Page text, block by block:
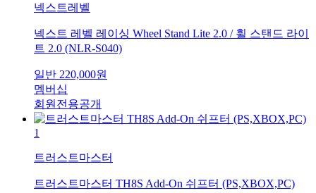
넥스트레벨
넥스트 레벨 레이싱 Wheel Stand Lite 2.0 / 휠 스탠드 라이
트 2.0 (NLR-S040)
일반 220,000원
멤버십
회원전용공개
1
트러스트마스터
트러스트마스터 TH8S Add-On 쉬프터 (PS,XBOX,PC)